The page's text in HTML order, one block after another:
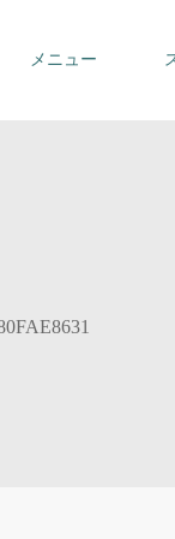
メニュー